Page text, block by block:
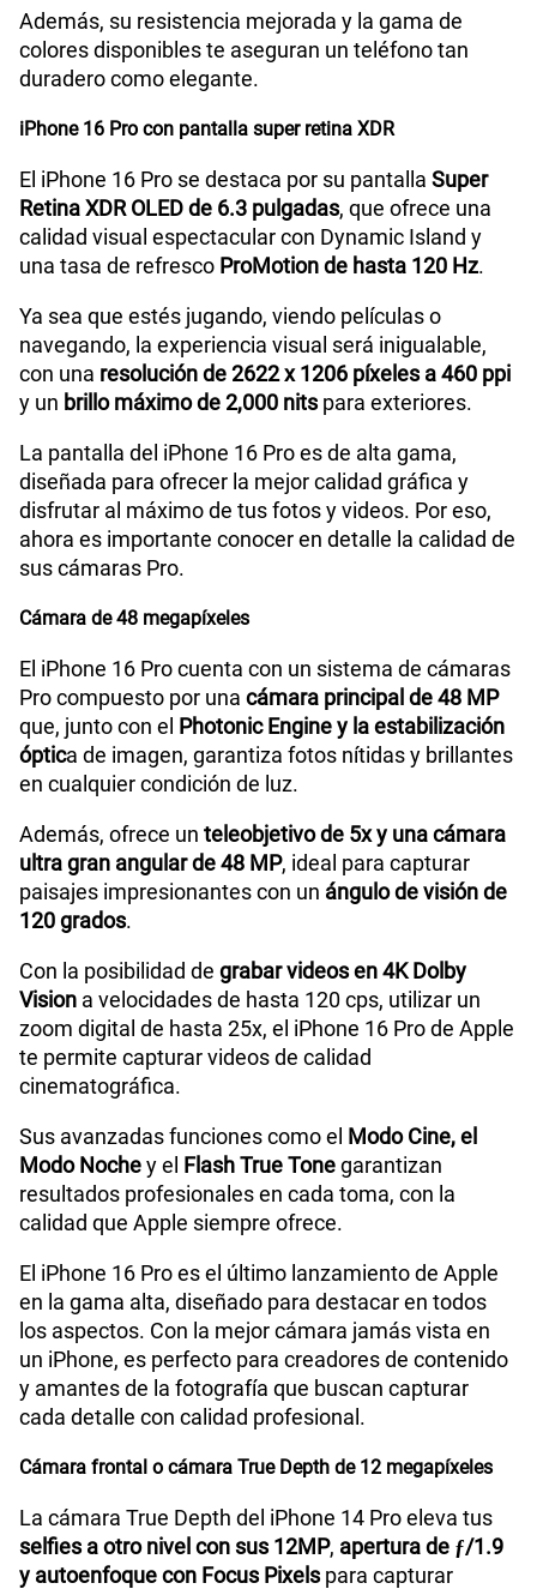
Además, su resistencia mejorada y la gama de
colores disponibles te aseguran un teléfono tan
duradero como elegante.
iPhone 16 Pro con pantalla super retina XDR
El iPhone 16 Pro se destaca por su pantalla Super
Retina XDR OLED de 6.3 pulgadas, que ofrece una
calidad visual espectacular con Dynamic Island y
una tasa de refresco ProMotion de hasta 120 Hz.
Ya sea que estés jugando, viendo películas o
navegando, la experiencia visual será inigualable,
con una resolución de 2622 x 1206 píxeles a 460 ppi
y un brillo máximo de 2,000 nitspara exteriores.
La pantalla del iPhone 16 Pro es de alta gama,
diseñada para ofrecer la mejor calidad gráfica y
disfrutar al máximo de tus fotos y videos. Por eso,
ahora es importante conocer en detalle la calidad de
sus cámaras Pro.
Cámara de 48 megapíxeles
El iPhone 16 Pro cuenta con un sistema de cámaras
Pro compuesto por una cámara principal de 48 MP
que, junto con el Photonic Engine y la estabilización
óptica de imagen, garantiza fotos nítidas y brillantes
en cualquier condición de luz.
Además, ofrece un teleobjetivo de 5x y una cámara
ultra gran angular de 48 MP, ideal para capturar
paisajes impresionantes con un ángulo de visión de
120 grados.
Con la posibilidad de grabar videos en 4K Dolby
Vision a velocidades de hasta 120 cps, utilizar un
zoom digital de hasta 25x, el iPhone 16 Pro de Apple
te permite capturar videos de calidad
cinematográfica.
Sus avanzadas funciones como el Modo Cine, el
Modo Nochey el Flash True Tonegarantizan
resultados profesionales en cada toma, con la
calidad que Apple siempre ofrece.
El iPhone 16 Pro es el último lanzamiento de Apple
en la gama alta, diseñado para destacar en todos
los aspectos. Con la mejor cámara jamás vista en
un iPhone, es perfecto para creadores de contenido
y amantes de la fotografía que buscan capturar
cada detalle con calidad profesional.
Cámara frontal o cámara True Depth de 12 megapíxeles
La cámara True Depth del iPhone 14 Pro eleva tus
selfies a otro nivel con sus 12MP, apertura de ƒ/1.9
y autoenfoque con Focus Pixelspara capturar